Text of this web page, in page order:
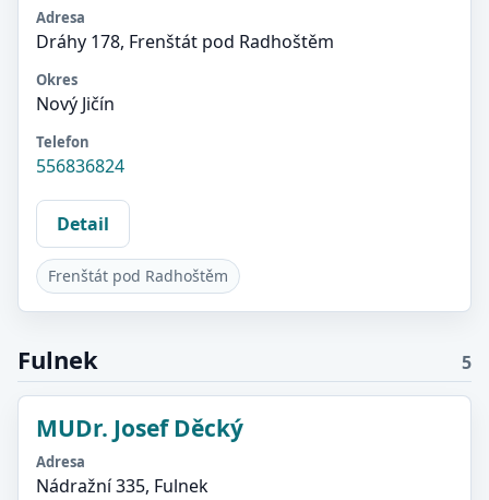
Adresa
Dráhy 178, Frenštát pod Radhoštěm
Okres
Nový Jičín
Telefon
556836824
Detail
Frenštát pod Radhoštěm
Fulnek 5
MUDr. Josef Děcký
Adresa
Nádražní 335, Fulnek